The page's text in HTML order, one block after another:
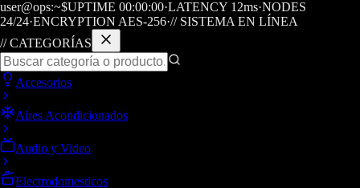
user@ops:~$UPTIME 00:00:00·LATENCY 12ms·NODES
24/24·ENCRYPTION AES-256·// SISTEMA EN LÍNEA
// CATEGORÍAS
Accesorios
Aires Acondicionados
Audio y Video
Electrodomesticos